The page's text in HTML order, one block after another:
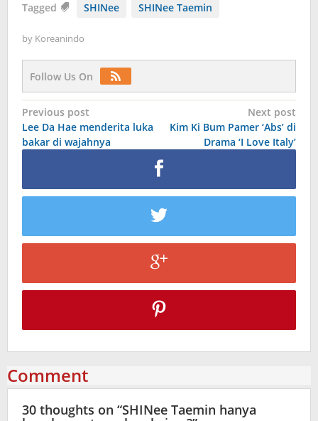
Tagged SHINee SHINee Taemin
by Koreanindo
Follow Us On
Post
navigation
Previous post
Lee Da Hae menderita luka
bakar di wajahnya
Next post
Kim Ki Bum Pamer ‘Abs’ di
Drama ‘I Love Italy’
Comment
30 thoughts on “SHINee Taemin hanya